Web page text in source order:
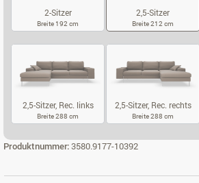
2-Sitzer
Breite 192 cm
2,5-Sitzer
Breite 212 cm
2,5-Sitzer, Rec. links
Breite 288 cm
2,5-Sitzer, Rec. rechts
Breite 288 cm
Produktnummer:3580.9177-10392